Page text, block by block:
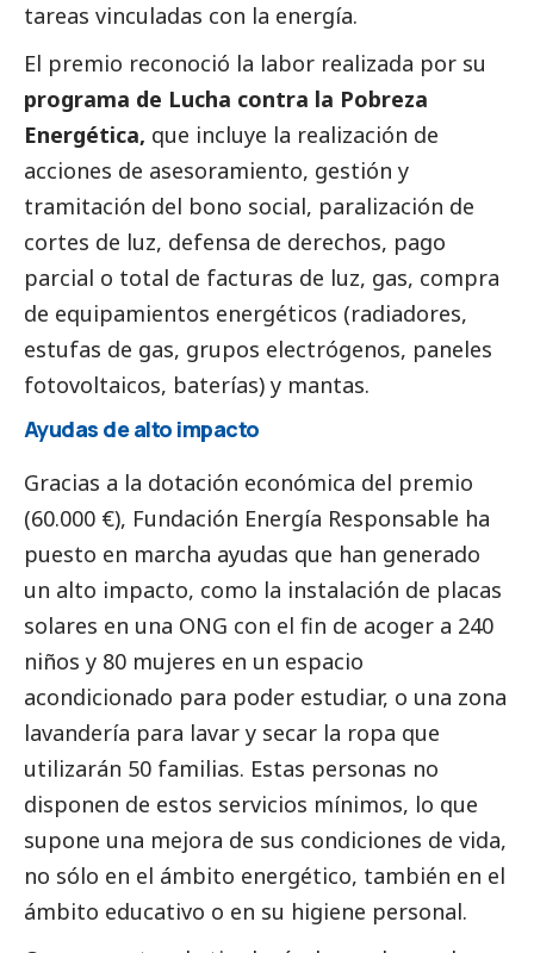
tareas vinculadas con la energía.
El premio reconoció la labor realizada por su
programa de Lucha contra la Pobreza
Energética, que incluye la realización de
acciones de asesoramiento, gestión y
tramitación del bono social, paralización de
cortes de luz, defensa de derechos, pago
parcial o total de facturas de luz, gas, compra
de equipamientos energéticos (radiadores,
estufas de gas, grupos electrógenos, paneles
fotovoltaicos, baterías) y mantas.
Ayudas de alto impacto
Gracias a la dotación económica del premio
(60.000 €), Fundación Energía Responsable ha
puesto en marcha ayudas que han generado
un alto impacto, como la instalación de placas
solares en una ONG con el fin de acoger a 240
niños y 80 mujeres en un espacio
acondicionado para poder estudiar, o una zona
lavandería para lavar y secar la ropa que
utilizarán 50 familias. Estas personas no
disponen de estos servicios mínimos, lo que
supone una mejora de sus condiciones de vida,
no sólo en el ámbito energético, también en el
ámbito educativo o en su higiene personal.